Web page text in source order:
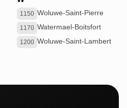
1150 Woluwe-Saint-Pierre
1170 Watermael-Boitsfort
1200 Woluwe-Saint-Lambert